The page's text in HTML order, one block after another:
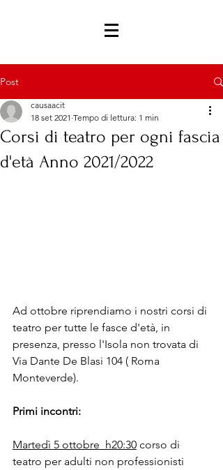
Post
Corsi di teatro per ogni fascia
d'età Anno 2021/2022
causaacit
18 set 2021 Tempo di lettura: 1 min
Ad ottobre riprendiamo i nostri corsi di
teatro per tutte le fasce d'età, in
presenza, presso l'Isola non trovata di
Via Dante De Blasi 104 ( Roma
Monteverde).
Primi incontri:
Martedì 5 ottobre  h20:30 corso di
teatro per adulti non professionisti